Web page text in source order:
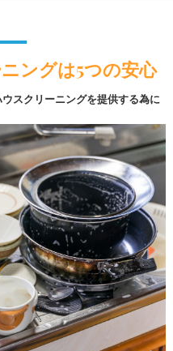
ングは5つの安心
スクリーニングを提供する為に